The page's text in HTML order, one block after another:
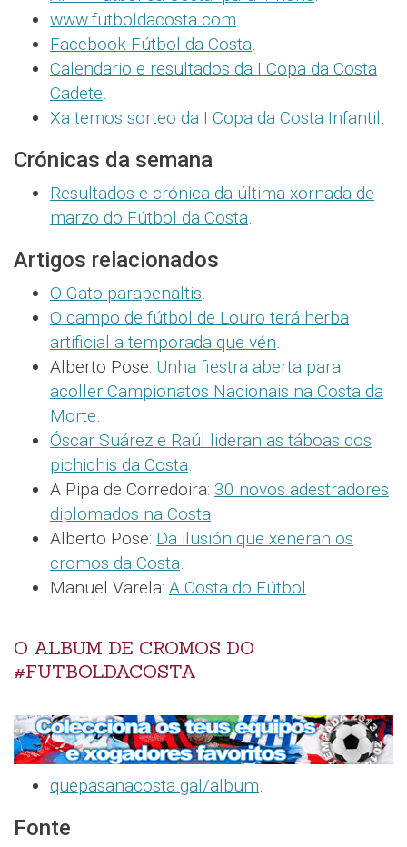
www.futboldacosta.com.
Facebook Fútbol da Costa.
Calendario e resultados da I Copa da Costa
Cadete.
Xa temos sorteo da I Copa da Costa Infantil.
Crónicas da semana
Resultados e crónica da última xornada de
marzo do Fútbol da Costa.
Artigos relacionados
O Gato parapenaltis.
O campo de fútbol de Louro terá herba
artificial a temporada que vén.
Alberto Pose: Unha fiestra aberta para
acoller Campionatos Nacionais na Costa da
Morte.
Óscar Suárez e Raúl lideran as táboas dos
pichichis da Costa.
A Pipa de Corredoira: 30 novos adestradores
diplomados na Costa.
Alberto Pose: Da ilusión que xeneran os
cromos da Costa.
Manuel Varela: A Costa do Fútbol.
O ALBUM DE CROMOS DO
#FUTBOLDACOSTA
quepasanacosta.gal/album
Fonte